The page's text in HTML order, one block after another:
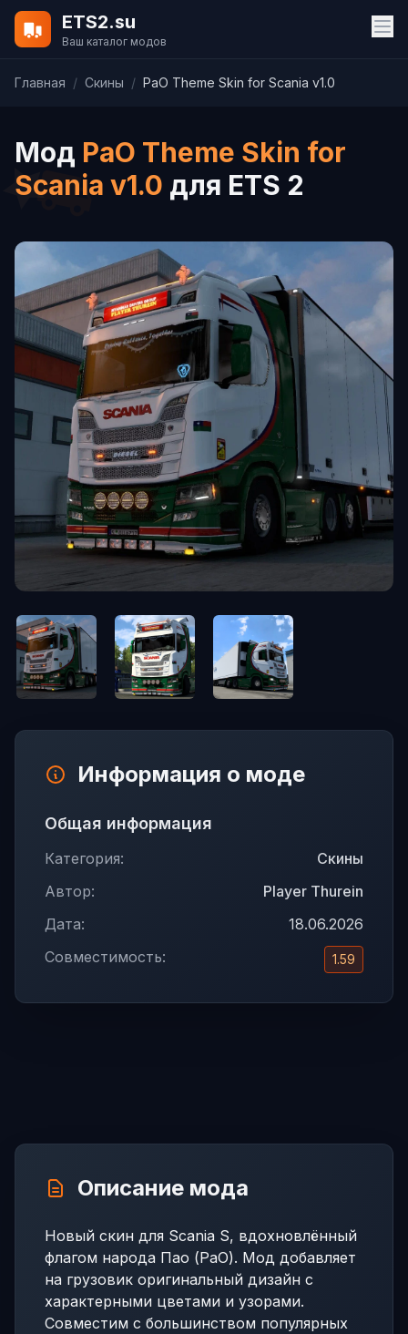
ETS2.su
Ваш каталог модов
Главная / Скины / PaO Theme Skin for Scania v1.0
Мод PaO Theme Skin for
Scania v1.0 для ETS 2
Информация о моде
Общая информация
Категория:
Скины
Автор:
Player Thurein
Дата:
18.06.2026
Совместимость:
1.59
Описание мода
Новый скин для Scania S, вдохновлённый
флагом народа Пао (PaO). Мод добавляет
на грузовик оригинальный дизайн с
характерными цветами и узорами.
Совместим с большинством популярных